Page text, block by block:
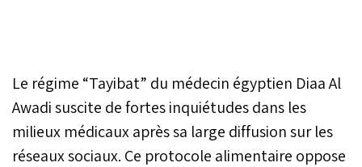
Le régime “Tayibat” du médecin égyptien Diaa Al
Awadi suscite de fortes inquiétudes dans les
milieux médicaux après sa large diffusion sur les
réseaux sociaux. Ce protocole alimentaire oppose